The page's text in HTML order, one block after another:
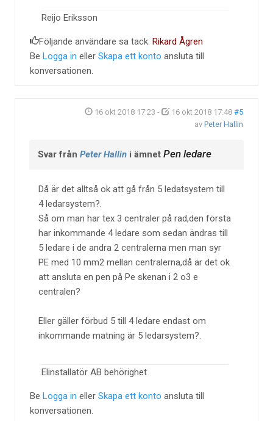
Reijo Eriksson
Följande användare sa tack: Rikard Ågren
Be Logga in eller Skapa ett konto ansluta till
konversationen.
16 okt 2018 17:23 - 16 okt 2018 17:48 #5
av Peter Hallin
Svar från Peter Hallin i ämnet Pen ledare
Då är det alltså ok att gå från 5 ledatsystem till
4 ledarsystem?.
Så om man har tex 3 centraler på rad,den första
har inkommande 4 ledare som sedan ändras till
5 ledare i de andra 2 centralerna men man syr
PE med 10 mm2 mellan centralerna,då är det ok
att ansluta en pen på Pe skenan i 2 o3 e
centralen?
Eller gäller förbud 5 till 4 ledare endast om
inkommande matning är 5 ledarsystem?.
Elinstallatör AB behörighet
Be Logga in eller Skapa ett konto ansluta till
konversationen.